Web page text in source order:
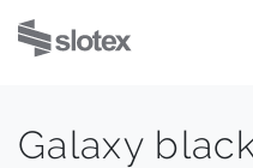
Galaxy